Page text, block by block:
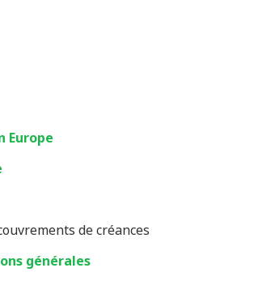
Europe
de créances
générales